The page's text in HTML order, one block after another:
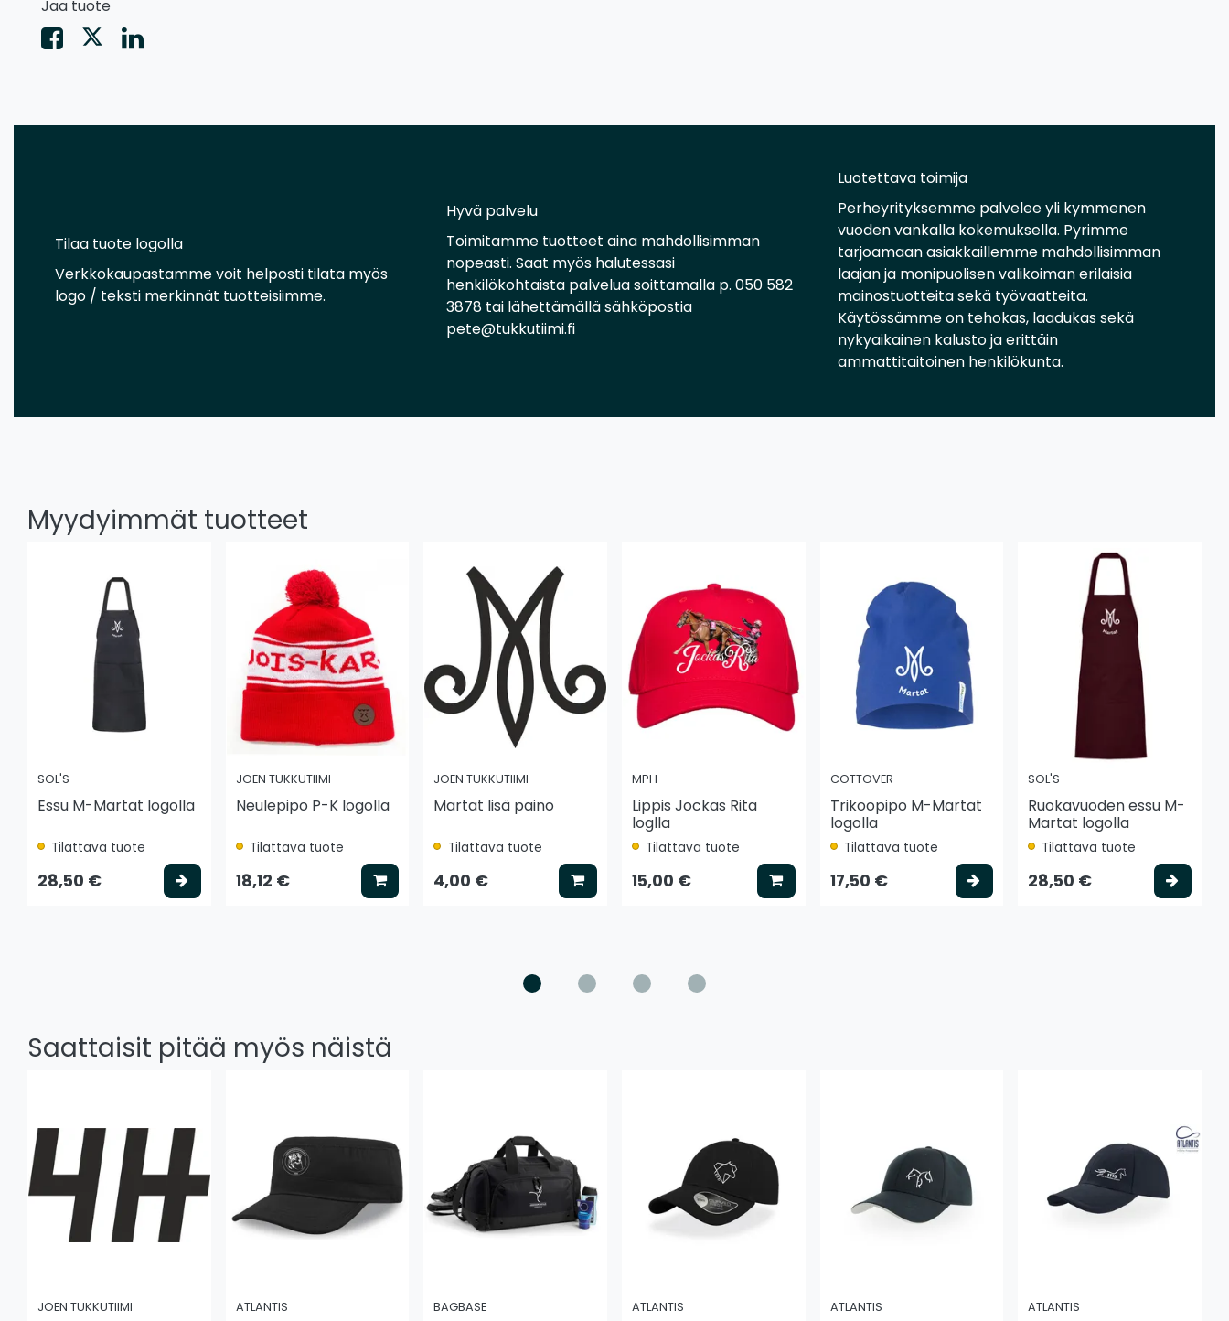
Jaa tuote
Tilaa tuote logolla
Verkkokaupastamme voit helposti tilata myös
logo / teksti merkinnät tuotteisiimme.
Hyvä palvelu
Toimitamme tuotteet aina mahdollisimman
nopeasti. Saat myös halutessasi
henkilökohtaista palvelua soittamalla p. 050 582
3878 tai lähettämällä sähköpostia
pete@tukkutiimi.fi
Luotettava toimija
Perheyrityksemme palvelee yli kymmenen
vuoden vankalla kokemuksella. Pyrimme
tarjoamaan asiakkaillemme mahdollisimman
laajan ja monipuolisen valikoiman erilaisia
mainostuotteita sekä työvaatteita.
Käytössämme on tehokas, laadukas sekä
nykyaikainen kalusto ja erittäin
ammattitaitoinen henkilökunta.
Myydyimmät tuotteet
SOL'S
Essu M-Martat logolla
Tilattava tuote
28,50 € Valitse vaihtoehto
JOEN TUKKUTIIMI
Neulepipo P-K logolla
Tilattava tuote
18,12 € Lisää koriin
JOEN TUKKUTIIMI
Martat lisä paino
Tilattava tuote
4,00 € Lisää koriin
MPH
Lippis Jockas Rita
loglla
Tilattava tuote
15,00 € Lisää koriin
COTTOVER
Trikoopipo M-Martat
logolla
Tilattava tuote
17,50 € Valitse vaihtoehto
SOL'S
Ruokavuoden essu M-
Martat logolla
Tilattava tuote
28,50 €
Saattaisit pitää myös näistä
JOEN TUKKUTIIMI ATLANTIS BAGBASE ATLANTIS ATLANTIS ATLANTIS